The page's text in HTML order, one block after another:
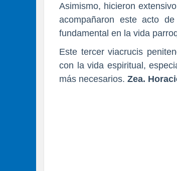
Asimismo, hicieron
acompañaron este acto
fundamental en la vida
Este tercer viacrucis
con la vida espiritual,
más necesarios. Zea.